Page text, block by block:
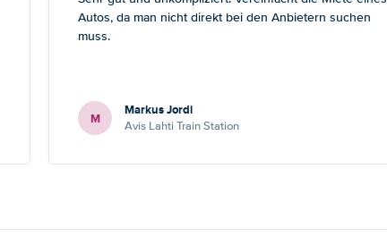
Autos, da man nicht direkt bei den Anbietern suchen
muss.
M Markus Jordi
Avis Lahti Train Station